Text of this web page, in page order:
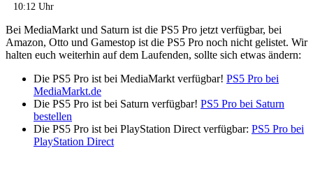
10:12 Uhr
Bei MediaMarkt und Saturn ist die PS5 Pro jetzt verfügbar, bei
Amazon, Otto und Gamestop ist die PS5 Pro noch nicht gelistet. Wir
halten euch weiterhin auf dem Laufenden, sollte sich etwas ändern:
Die PS5 Pro ist bei MediaMarkt verfügbar! PS5 Pro bei
MediaMarkt.de
Die PS5 Pro ist bei Saturn verfügbar! PS5 Pro bei Saturn
bestellen
Die PS5 Pro ist bei PlayStation Direct verfügbar: PS5 Pro bei
PlayStation Direct